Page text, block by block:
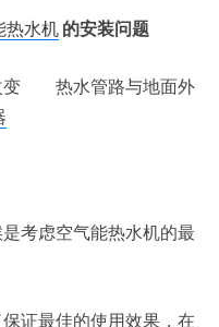
热水机 的安装问题
变 热水管路与地面外
考虑空气能热水机的最
证最佳的使用效果，在